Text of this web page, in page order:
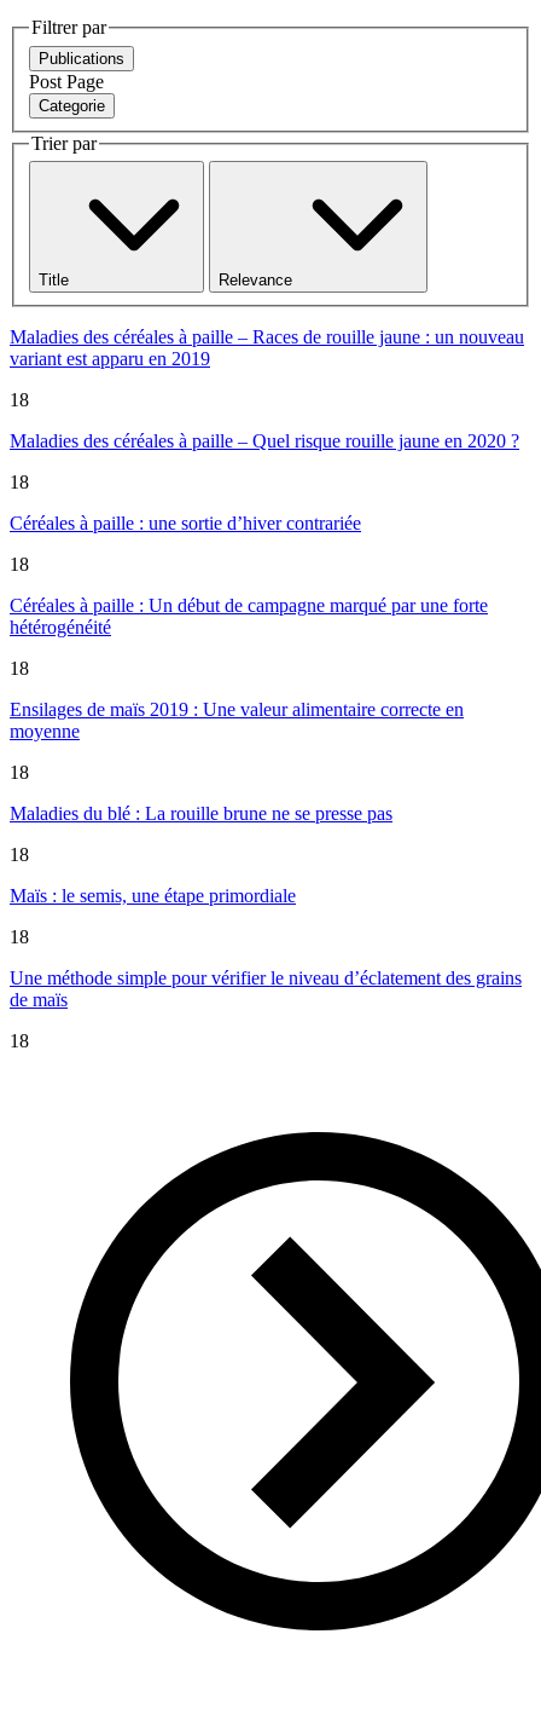
Filtrer par
Publications
Post Page
Categorie
Trier par
Title Relevance
Maladies des céréales à paille – Races de rouille jaune : un nouveau
variant est apparu en 2019
18
Maladies des céréales à paille – Quel risque rouille jaune en 2020 ?
18
Céréales à paille : une sortie d’hiver contrariée
18
Céréales à paille : Un début de campagne marqué par une forte
hétérogénéité
18
Ensilages de maïs 2019 : Une valeur alimentaire correcte en
moyenne
18
Maladies du blé : La rouille brune ne se presse pas
18
Maïs : le semis, une étape primordiale
18
Une méthode simple pour vérifier le niveau d’éclatement des grains
de maïs
18